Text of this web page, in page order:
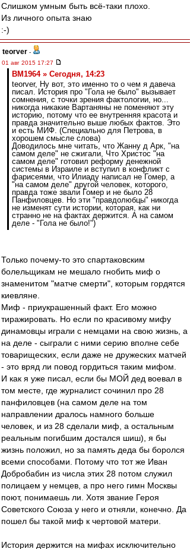
Слишком умным быть всё-таки плохо.
Из личного опыта знаю
:-)
teorver -
01 авг 2015 17:27
BM1964 » Сегодня, 14:23
teorver, Ну вот, это именно то о чем я давеча
писал. История про "Гола не было" вызывает
сомнения, с точки зрения фактологии, но...
никогда никакие Вартаняны не поменяют эту
историю, потому что ее внутренняя красота и
правда значительно выше любых фактов. Это
и есть МИФ. (Специально для Петрова, в
хорошем смысле слова)
Доводилось мне читать, что Жанну д Арк, "на
самом деле" не сжигали, Что Христос "на
самом деле" готовил реформу денежной
системы в Израиле и вступил в конфликт с
фарисеями, что Илиаду написал не Гомер, а
"на самом деле" другой человек, которого,
правда тоже звали Гомер и не было 28
Панфиловцев. Но эти "правдолюбцы" никогда
не изменят сути истории, которая, как ни
странно не на фактах держится. А на самом
деле - "Гола не было!")
Только почему-то это спартаковским
болельщикам не мешало гнобить миф о
знаменитом "матче смерти", которым гордятся
киевляне.
Миф - приукрашенный факт. Его можно
тиражировать. Но если по красивому мифу
динамовцы играли с немцами на свою жизнь, а
на деле - сыграли с ними серию вполне себе
товарищеских, если даже не дружеских матчей
- это вряд ли повод гордиться таким мифом.
И как я уже писал, если бы МОЙ дед воевал в
том месте, где журналист сочинил про 28
панфиловцев (на самом деле на том
направлении дралось намного больше
человек, и из 28 сделали миф, а остальным
реальным погибшим достался шиш), я бы
жизнь положил, но за память деда бы боролся
всеми способами. Потому что тот же Иван
Добробабин из числа этих 28 потом служил
полицаем у немцев, а про него гимн Москвы
поют, понимаешь ли. Хотя звание Героя
Советского Союза у него и отняли, конечно. Да
пошел бы такой миф к чертовой матери.
История держится на мифах исключительно